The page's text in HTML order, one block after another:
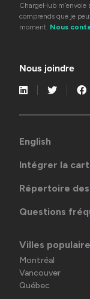
ChargeHub
comprends que je
moment. Nous
Nous joindre
English
Intégrer la
Répertoire
Questions
Villes
Montréal
Vancouver
Québec